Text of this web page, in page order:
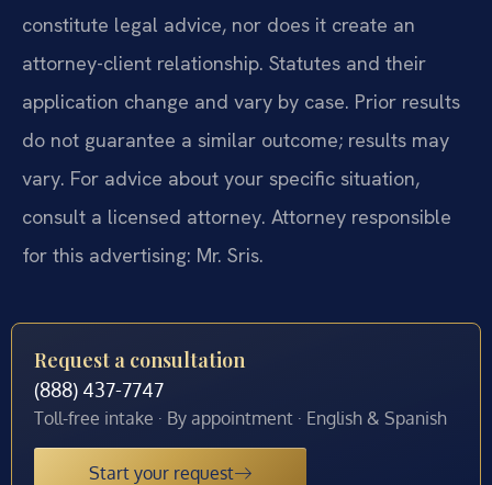
constitute legal advice, nor does it create an
attorney-client relationship. Statutes and their
application change and vary by case. Prior results
do not guarantee a similar outcome; results may
vary. For advice about your specific situation,
consult a licensed attorney. Attorney responsible
for this advertising: Mr. Sris.
Request a consultation
(888) 437-7747
Toll-free intake · By appointment · English & Spanish
Start your request